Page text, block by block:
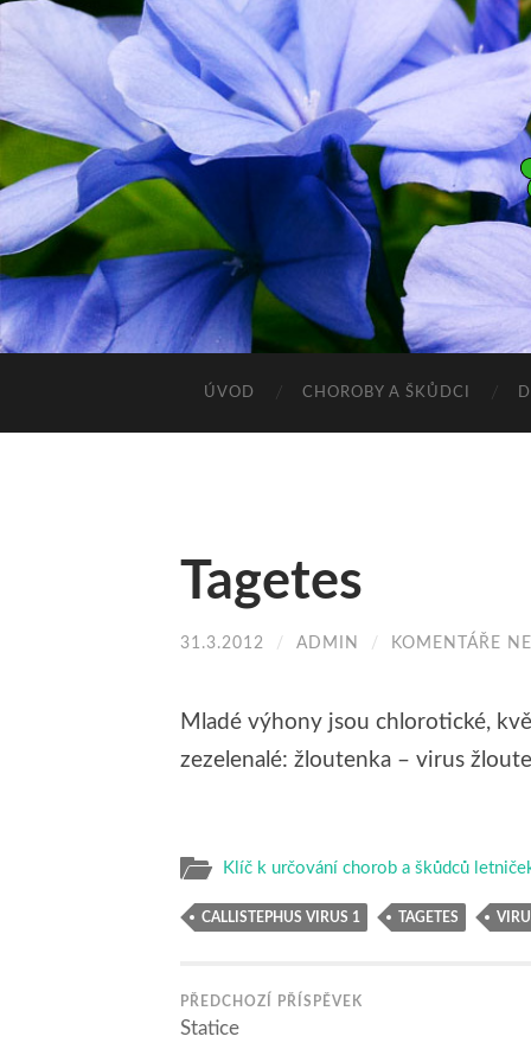
ÚVOD CHOROBY A ŠKŮDCI
Tagetes
31.3.2012 / ADMIN / KOMENTÁŘE
Mladé výhony jsou chlorotické,
zezelenalé: žloutenka – virus
Klíč k určování chorob a škůdců
CALLISTEPHUS VIRUS 1 TAGETES
PŘEDCHOZÍ PŘÍSPĚVEK
Statice